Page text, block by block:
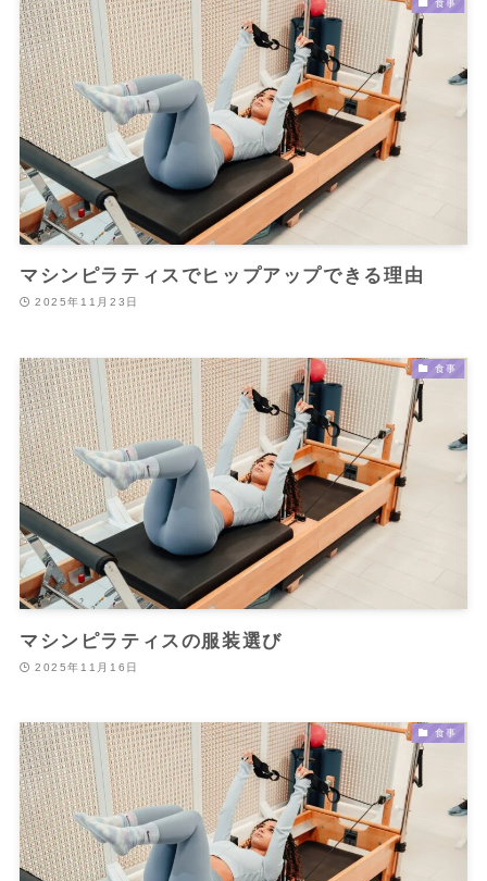
食事
マシンピラティスでヒップアップできる理由
2025年11月23日
食事
マシンピラティスの服装選び
2025年11月16日
食事